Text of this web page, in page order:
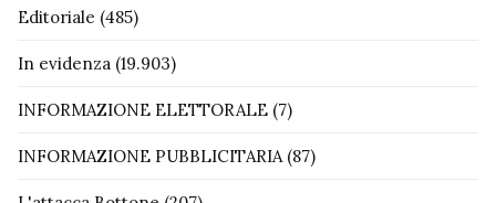
Editoriale (485)
In evidenza (19.903)
INFORMAZIONE ELETTORALE (7)
INFORMAZIONE PUBBLICITARIA(87)